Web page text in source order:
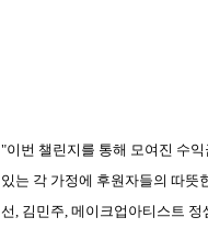
"이번 챌린지를 통해 모여진 수
있는 각 가정에 후원자들의 따뜻
선, 김민주, 메이크업아티스트